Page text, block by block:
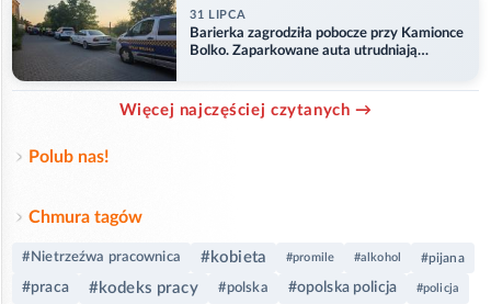
31 LIPCA
Barierka zagrodziła pobocze przy Kamionce
Bolko. Zaparkowane auta utrudniają
Więcej najczęściej czytanych →
Polub nas!
Chmura tagów
#Nietrzeźwa pracownica #kobieta #promile #alkohol #pijana
#praca #kodeks pracy #polska #opolska policja #policja